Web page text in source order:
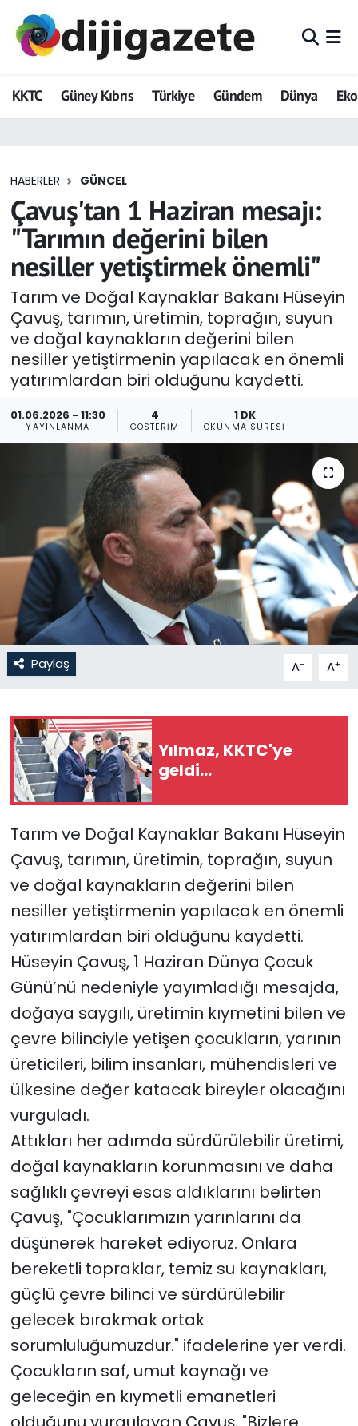
KKTC Güney Kıbrıs Türkiye Gündem Dünya
HABERLER GÜNCEL
Çavuş'tan 1 Haziran mesajı:
"Tarımın değerini bilen
nesiller yetiştirmek önemli"
Tarım ve Doğal Kaynaklar Bakanı Hüseyin
Çavuş, tarımın, üretimin, toprağın, suyun
ve doğal kaynakların değerini bilen
nesiller yetiştirmenin yapılacak en önemli
yatırımlardan biri olduğunu kaydetti.
01.06.2026 - 11:30
YAYINLANMA
4
GÖSTERIM
1 DK
OKUNMA SÜRESI
Paylaş A- A+
Yılmaz, KKTC'ye
geldi...
Tarım ve Doğal Kaynaklar Bakanı Hüseyin
Çavuş, tarımın, üretimin, toprağın, suyun
ve doğal kaynakların değerini bilen
nesiller yetiştirmenin yapılacak en önemli
yatırımlardan biri olduğunu kaydetti.
Hüseyin Çavuş, 1 Haziran Dünya Çocuk
Günü’nü nedeniyle yayımladığı mesajda,
doğaya saygılı, üretimin kıymetini bilen ve
çevre bilinciyle yetişen çocukların, yarının
üreticileri, bilim insanları, mühendisleri ve
ülkesine değer katacak bireyler olacağını
vurguladı.
Attıkları her adımda sürdürülebilir üretimi,
doğal kaynakların korunmasını ve daha
sağlıklı çevreyi esas aldıklarını belirten
Çavuş, "Çocuklarımızın yarınlarını da
düşünerek hareket ediyoruz. Onlara
bereketli topraklar, temiz su kaynakları,
güçlü çevre bilinci ve sürdürülebilir
gelecek bırakmak ortak
sorumluluğumuzdur." ifadelerine yer verdi.
Çocukların saf, umut kaynağı ve
geleceğin en kıymetli emanetleri
ADVERTORIAL
Dijigazete
Eğitim
Ekonomi
Foto Galeri
GEZİ
Güncel
Gündem
KKTC
KKTC YEREL SEÇİM 2018
Kültür Sanat
Magazin
Moda
Nöbetçi Eczaneler
Otomobil Dünyası
Politika
SAĞLIK
Spor
Teknoloji
TÜRKiYE
Video Galeri
YAŞAM
Yazarlar
Hava Durumu
Trafik Durumu
Tüm Manşetler
Son Dakika Haberleri
Haber Arşivi